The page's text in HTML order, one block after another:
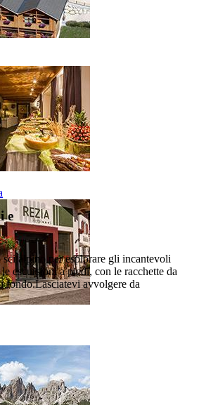
e
alpino per esplorare gli incantevoli
escursioni a piedi, con le racchette da
fondo.Lasciatevi avvolgere da